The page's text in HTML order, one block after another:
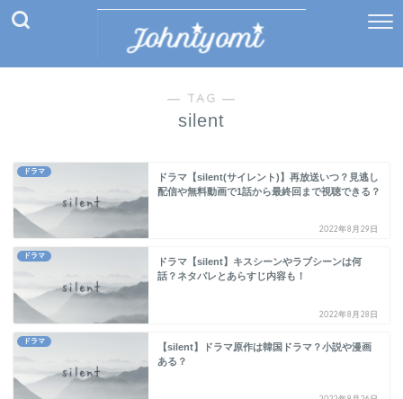
― TAG ―
silent
ドラマ
ドラマ【silent(サイレント)】再放送いつ？見逃し
配信や無料動画で1話から最終回まで視聴できる？
2022年8月29日
ドラマ
ドラマ【silent】キスシーンやラブシーンは何
話？ネタバレとあらすじ内容も！
2022年8月28日
ドラマ
【silent】ドラマ原作は韓国ドラマ？小説や漫画
ある？